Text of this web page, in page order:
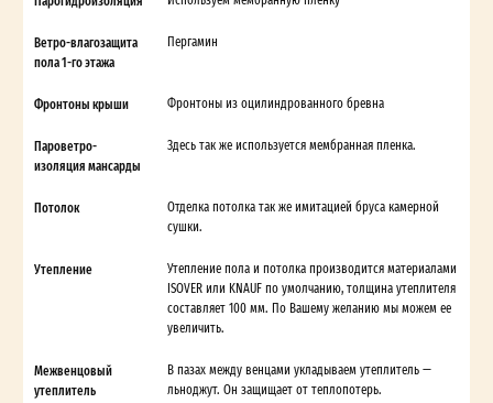
Ветро-влагозащита
пола 1-го этажа
Пергамин
Фронтоны крыши Фронтоны из оцилиндрованного бревна
Пароветро-
изоляция мансарды
Здесь так же используется мембранная пленка.
Потолок
Отделка потолка так же имитацией бруса камерной
сушки.
Утепление
Утепление пола и потолка производится материалами
ISOVER или KNAUF по умолчанию, толщина утеплителя
составляет 100 мм. По Вашему желанию мы можем ее
увеличить.
Межвенцовый
утеплитель
В пазах между венцами укладываем утеплитель —
льноджут. Он защищает от теплопотерь.